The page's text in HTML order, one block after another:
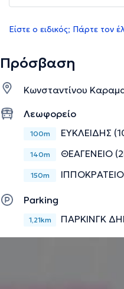
Είστε ο ειδικός; Πάρτε τον
Πρόσβαση
Κωνσταντίνου
Λεωφορείο
100m ΕΥΚΛΕΙΔΗΣ
140m ΘΕΑΓΕΝΕΙΟ
150m ΙΠΠΟΚΡΑΤΕΙΟ
Parking
1,21km ΠΑΡΚΙΝΓΚ